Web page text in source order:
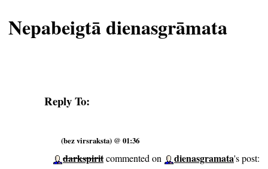
Nepabeigtā dienasgrāmata
Reply To:
(bez virsraksta) @ 01:36
darkspiritcommented on dienasgramata's post: